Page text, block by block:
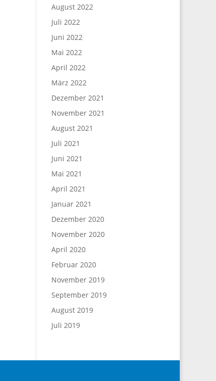
August 2022
Juli 2022
Juni 2022
Mai 2022
April 2022
März 2022
Dezember 2021
November 2021
August 2021
Juli 2021
Juni 2021
Mai 2021
April 2021
Januar 2021
Dezember 2020
November 2020
April 2020
Februar 2020
November 2019
September 2019
August 2019
Juli 2019